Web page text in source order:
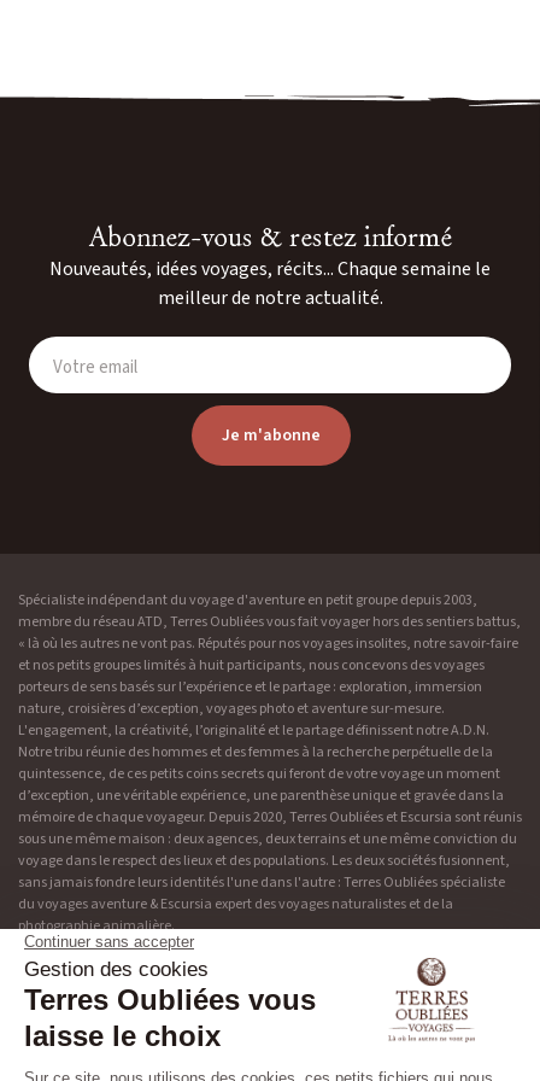
Abonnez-vous & restez informé
Nouveautés, idées voyages, récits... Chaque semaine le
meilleur de notre actualité.
Votre email
Je m'abonne
Spécialiste indépendant du voyage d'aventure en petit groupe depuis 2003,
membre du réseau ATD, Terres Oubliées vous fait voyager hors des sentiers battus,
« là où les autres ne vont pas. Réputés pour nos voyages insolites, notre savoir-faire
et nos petits groupes limités à huit participants, nous concevons des voyages
porteurs de sens basés sur l’expérience et le partage : exploration, immersion
nature, croisières d’exception, voyages photo et aventure sur-mesure.
L'engagement, la créativité, l’originalité et le partage définissent notre A.D.N.
Notre tribu réunie des hommes et des femmes à la recherche perpétuelle de la
quintessence, de ces petits coins secrets qui feront de votre voyage un moment
d’exception, une véritable expérience, une parenthèse unique et gravée dans la
mémoire de chaque voyageur. Depuis 2020, Terres Oubliées et Escursia sont réunis
sous une même maison : deux agences, deux terrains et une même conviction du
voyage dans le respect des lieux et des populations. Les deux sociétés fusionnent,
sans jamais fondre leurs identités l'une dans l'autre : Terres Oubliées spécialiste
du voyages aventure & Escursia expert des voyages naturalistes et de la
photographie animalière.
Découvrir Terres Oubliées
Blog
Adresse & contact